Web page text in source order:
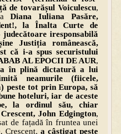
de tovarășul Voiculescu,
Diana Iuliana Pasăre,
ent!, la Înalta Curte de
judecătoare iresponsabilă
Justiția românească,
că i-a spus securistului
AL EPOCII DE AUR,
în plină dictatură a lui
neamurile (fiicele,
peste tot prin Europa, să
hoteluri, iar de aceste
la ordinul său, chiar
John Edgington,
de fațadă în fruntea unei
Crescent, a câștigat peste